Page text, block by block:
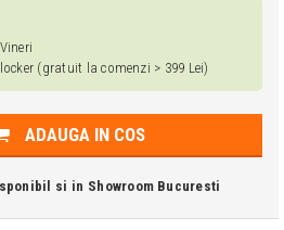
(gratuit la comenzi > 399 Lei)
ADAUGA IN COS
si in Showroom Bucuresti